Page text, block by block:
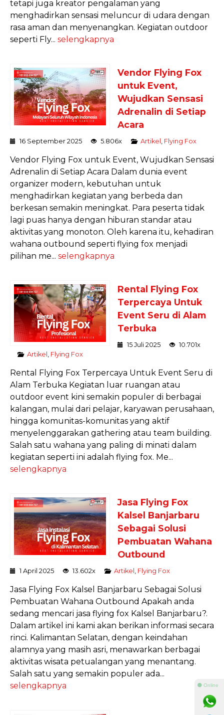
tetapi juga kreator pengalaman yang
menghadirkan sensasi meluncur di udara dengan
rasa aman dan menyenangkan. Kegiatan outdoor
seperti Fly... selengkapnya
Vendor Flying Fox
untuk Event,
Wujudkan Sensasi
Adrenalin di Setiap
Acara
16 September 2025 5.806x Artikel Flying Fox
Vendor Flying Fox untuk Event, Wujudkan Sensasi
Adrenalin di Setiap Acara Dalam dunia event
organizer modern, kebutuhan untuk
menghadirkan kegiatan yang berbeda dan
berkesan semakin meningkat. Para peserta tidak
lagi puas hanya dengan hiburan standar atau
aktivitas yang monoton. Oleh karena itu, kehadiran
wahana outbound seperti flying fox menjadi
pilihan me... selengkapnya
Rental Flying Fox
Terpercaya Untuk
Event Seru di Alam
Terbuka
15 Juli 2025
10.701x
Artikel
Flying Fox
Rental Flying Fox Terpercaya Untuk Event Seru di
Alam Terbuka Kegiatan luar ruangan atau
outdoor event kini semakin populer di berbagai
kalangan, mulai dari pelajar, karyawan perusahaan,
hingga komunitas-komunitas yang aktif
menyelenggarakan gathering atau team building.
Salah satu wahana yang paling di minati dalam
kegiatan seperti ini adalah flying fox. Me...
selengkapnya
Jasa Flying Fox
Kalsel Banjarbaru
Sebagai Solusi
Pembuatan Wahana
Outbound
1 April 2025 13.602x Artikel Flying Fox
Jasa Flying Fox Kalsel Banjarbaru Sebagai Solusi
Pembuatan Wahana Outbound Apakah anda
sedang mencari jasa flying fox Kalsel Banjarbaru?.
Dalam artikel ini kami akan berikan informasi secara
rinci. Kalimantan Selatan, dengan keindahan
alamnya yang masih asri, menawarkan berbagai
aktivitas wisata petualangan yang menantang.
Salah satu yang semakin populer ada...
selengkapnya
⚫ Online